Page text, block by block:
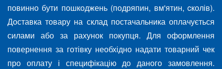
повинно бути пошкоджень (подряпин, вм'ятин, cколів).
Доставка товару на склад постачальника оплачується
силами або за рахунок покупця. Для оформлення
повернення за готівку необхідно надати товарний чек
про оплату і специфікацію до даного замовлення.